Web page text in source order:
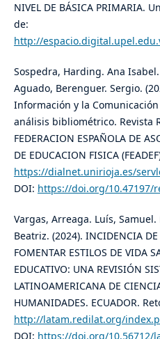
NIVEL DE BÁSICA PRIMARIA.
de:
http://
Sospedra, Harding. Ana
Aguado, Berenguer. Sergio.
Información y la
análisis bibliométrico. Revista
FEDERACION ESPAÑOLA DE
DE EDUCACION FISICA
https://dialnet.unirioja.es/
DOI: https://doi.org/10.47197/
Vargas, Arreaga. Luís,
Beatriz. (2024). INCIDENCIA DE
FOMENTAR ESTILOS DE VIDA
EDUCATIVO: UNA REVISIÓN
LATINOAMERICANA DE
HUMANIDADES. ECUADOR.
http://latam.redilat.org/
DOI: https://doi.org/10.56712/